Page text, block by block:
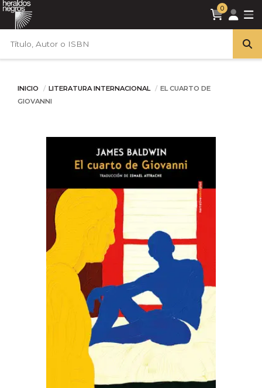
0
INICIO LITERATURA INTERNACIONAL
EL CUARTO DE
GIOVANNI